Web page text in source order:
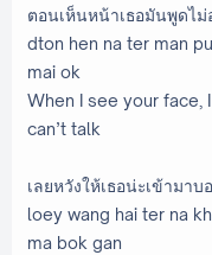
ตอนเห็นหน้าเธอมันพูดไม่
dton hen na ter man
mai ok
When I see your face,
can’t talk
เลยหวังให้เธอน่ะเข้ามาบ
loey wang hai ter na
ma bok gan